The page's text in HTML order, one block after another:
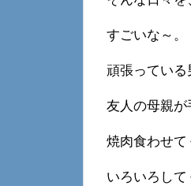
すごいな～。
頑張っている
友人の母親が
焼肉食わせて
いろいろして